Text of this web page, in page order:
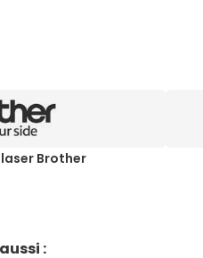
Brother
: